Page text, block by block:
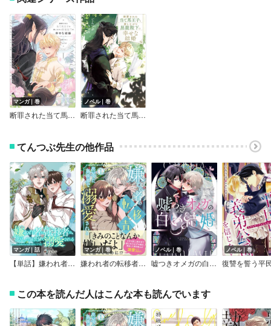
マンガ｜巻
断罪された当て馬王子と愛したがり黒龍陛下の幸せな結婚
ノベル｜巻
断罪された当て馬王子と愛したがり黒龍陛下の幸せな結婚
てんつぶ先生の他作品
マンガ｜話
【単話】嫌われ者の転移者は、出戻った異世界で溺愛される
マンガ｜巻
嫌われ者の転移者は、出戻った異世界で溺愛される
ノベル｜巻
嘘つきオメガの白い結婚
ノベル｜巻
この本を読んだ人はこんな本も読んでいます